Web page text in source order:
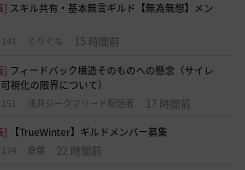
] スキル共有・基本無言ギルド【無為無想】メン
141 とりぐな 15 時間前
] フィードバック構造そのものへの懸念（サイレ
視化の限界について）
151 浅井ジークフリード配信者 17 時間前
] 【TrueWinter】ギルドメンバー募集
174 倉葉 22 時間前